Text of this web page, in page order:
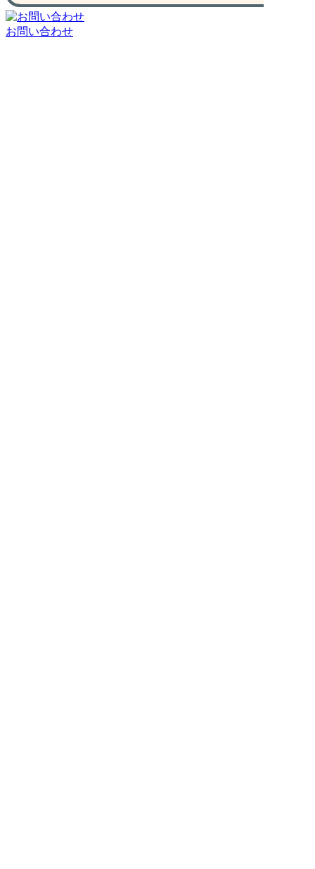
お問い合わせ